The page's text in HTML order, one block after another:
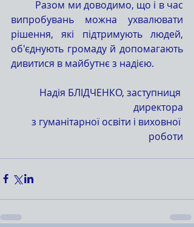
випробувань можна ухвалювати
рішення, які підтримують людей,
об'єднують громаду й допомагають
дивитися в майбутнє з надією.
Надія БЛІДЧЕНКО, заступниця
директора
з гуманітарної освіти і виховної
роботи